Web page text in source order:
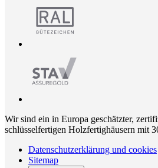
Wir sind ein in Europa geschätzter,
schlüsselfertigen Holzfertighäusern mit
Datenschutzerklärung und cookies
Sitemap